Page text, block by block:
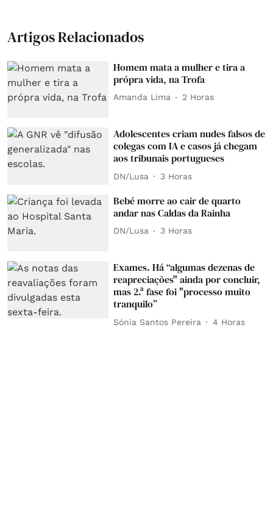
Artigos Relacionados
Homem mata a mulher e tira a
própra vida, na Trofa
Amanda Lima 2 Horas
Adolescentes criam nudes falsos de
colegas com IA e casos já chegam
aos tribunais portugueses
DN/Lusa 3 Horas
Bebé morre ao cair de quarto
andar nas Caldas da Rainha
DN/Lusa 3 Horas
Exames. Há “algumas dezenas de
reapreciações" ainda por concluir,
mas 2.ª fase foi "processo muito
tranquilo”
Sónia Santos Pereira 4 Horas